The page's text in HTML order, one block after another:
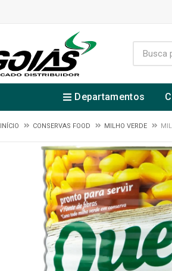
Departamentos
INÍCIO CONSERVAS FOOD MILHO VERDE